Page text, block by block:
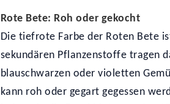
Rote Bete: Roh oder gekocht
Die tiefrote Farbe der Roten Bete
sekundären Pflanzenstoffe tragen
blauschwarzen oder violetten
kann roh oder gegart gegessen